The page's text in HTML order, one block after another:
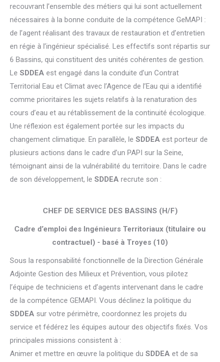
recouvrant l’ensemble des métiers qui lui sont actuellement
nécessaires à la bonne conduite de la compétence GeMAPI :
de l’agent réalisant des travaux de restauration et d’entretien
en régie à l’ingénieur spécialisé. Les effectifs sont répartis sur
6 Bassins, qui constituent des unités cohérentes de gestion.
Le SDDEA est engagé dans la conduite d’un Contrat
Territorial Eau et Climat avec l’Agence de l’Eau qui a identifié
comme prioritaires les sujets relatifs à la renaturation des
cours d’eau et au rétablissement de la continuité écologique.
Une réflexion est également portée sur les impacts du
changement climatique. En parallèle, le SDDEA est porteur de
plusieurs actions dans le cadre d’un PAPI sur la Seine,
témoignant ainsi de la vulnérabilité du territoire. Dans le cadre
de son développement, le SDDEA recrute son :
CHEF DE SERVICE DES BASSINS (H/F)
Cadre d’emploi des Ingénieurs Territoriaux (titulaire ou
contractuel) - basé à Troyes (10)
Sous la responsabilité fonctionnelle de la Direction Générale
Adjointe Gestion des Milieux et Prévention, vous pilotez
l’équipe de techniciens et d’agents intervenant dans le cadre
de la compétence GEMAPI. Vous déclinez la politique du
SDDEA sur votre périmètre, coordonnez les projets du
service et fédérez les équipes autour des objectifs fixés. Vos
principales missions consistent à :
Animer et mettre en œuvre la politique du SDDEA et de sa